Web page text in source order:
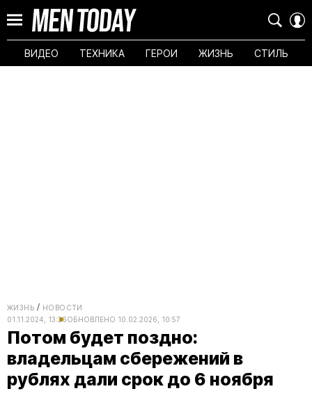
ВИДЕО ТЕХНИКА ГЕРОИ ЖИЗНЬ СТИЛЬ
ЖИЗНЬ
НОВОСТИ
01.11.2024, 13:26ОБНОВЛЕНО 10.02.2026, 10:57
Потом будет поздно:
владельцам сбережений в
рублях дали срок до 6 ноября